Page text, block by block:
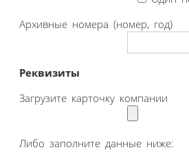
Архивные номера (номер, год)
Реквизиты
Загрузите карточку компании
Либо заполните данные ниже: